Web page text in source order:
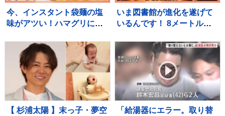
今、インスタント袋麺の塩
味がアツい！ハマグリに毛
麺も！専門家ゲキ推しの7品
を大家族が1週間ガチ比較！
【それスタ】
いま図書館が進化を遂げて
いるんです！ 8メートルの
ー、音楽スタジオまで！ 図
書館の専門家が厳選した進
化系図書館ベスト7をご紹
介！
【 杉浦太陽 】末っ子・夢空
「給湯器にエラー。取り替